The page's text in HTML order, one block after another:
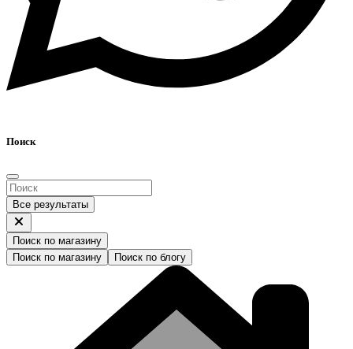
Поиск
Все результаты
Поиск по магазину
Поиск по магазину
Поиск по блогу